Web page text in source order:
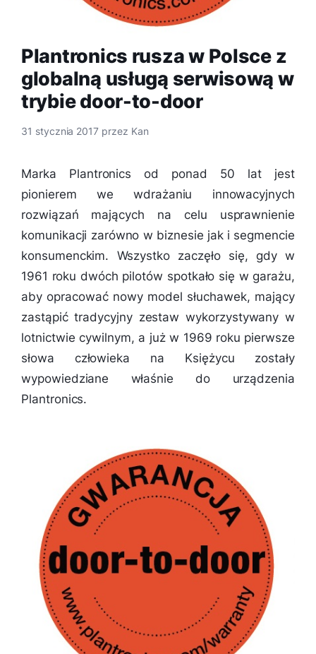
Plantronics rusza w Polsce z
globalną usługą serwisową w
trybie door-to-door
31 stycznia 2017 przez Kan
Marka Plantronics od ponad 50 lat jest
pionierem we wdrażaniu innowacyjnych
rozwiązań mających na celu usprawnienie
komunikacji zarówno w biznesie jak i segmencie
konsumenckim. Wszystko zaczęło się, gdy w
1961 roku dwóch pilotów spotkało się w garażu,
aby opracować nowy model słuchawek, mający
zastąpić tradycyjny zestaw wykorzystywany w
lotnictwie cywilnym, a już w 1969 roku pierwsze
słowa człowieka na Księżycu zostały
wypowiedziane właśnie do urządzenia
Plantronics.